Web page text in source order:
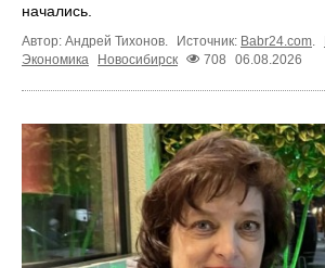
начались.
Автор: Андрей Тихонов. Источник: Babr24.com.
Экономика
Новосибирск 708 06.08.2026